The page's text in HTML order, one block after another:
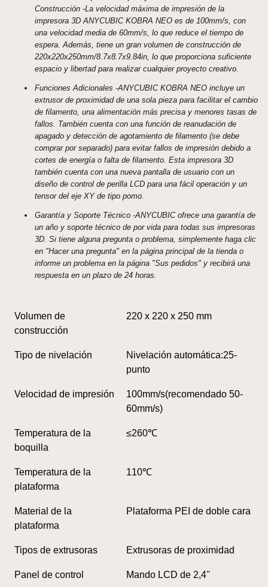
Construcción -La velocidad máxima de impresión de la
impresora 3D ANYCUBIC KOBRA NEO es de 100mm/s, con
una velocidad media de 60mm/s, lo que reduce el tiempo de
espera. Además, tiene un gran volumen de construcción de
220x220x250mm/8.7x8.7x9.84in, lo que proporciona suficiente
espacio y libertad para realizar cualquier proyecto creativo.
Funciones Adicionales -ANYCUBIC KOBRA NEO incluye un
extrusor de proximidad de una sola pieza para facilitar el cambio
de filamento, una alimentación más precisa y menores tasas de
fallos. También cuenta con una función de reanudación de
apagado y detección de agotamiento de filamento (se debe
comprar por separado) para evitar fallos de impresión debido a
cortes de energía o falta de filamento. Esta impresora 3D
también cuenta con una nueva pantalla de usuario con un
diseño de control de perilla LCD para una fácil operación y un
tensor del eje XY de tipo pomo.
Garantía y Soporte Técnico -ANYCUBIC ofrece una garantía de
un año y soporte técnico de por vida para todas sus impresoras
3D. Si tiene alguna pregunta o problema, simplemente haga clic
en "Hacer una pregunta" en la página principal de la tienda o
informe un problema en la página "Sus pedidos" y recibirá una
respuesta en un plazo de 24 horas.
Volumen de
construcción
220 x 220 x 250 mm
Tipo de nivelación
Nivelación automática:25-
punto
Velocidad de impresión
100mm/s(recomendado 50-
60mm/s)
Temperatura de la
boquilla
≤260℃
Temperatura de la
plataforma
110℃
Material de la
plataforma
Plataforma PEI de doble cara
Tipos de extrusoras Extrusoras de proximidad
Panel de control Mando LCD de 2,4''